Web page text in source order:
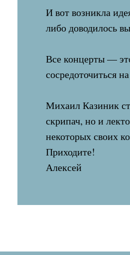
И вот возникла
либо доводилось
Все концерты —
сосредоточиться
Михаил Казиник
скрипач, но и
некоторых своих
Приходите!
Алексей